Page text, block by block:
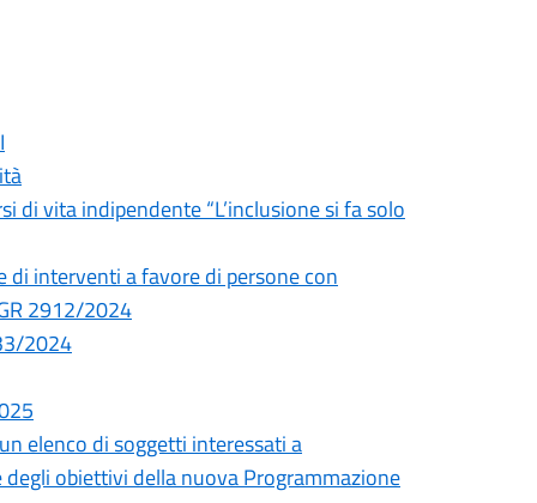
di vita indipendente “L’inclusione si fa solo
di interventi a favore di persone con
2912/2024
2024
elenco di soggetti interessati a
obiettivi della nuova Programmazione